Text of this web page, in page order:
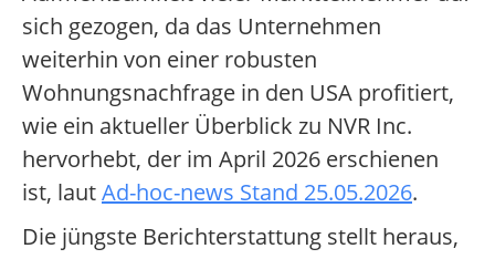
sich gezogen, da das Unternehmen
weiterhin von einer robusten
Wohnungsnachfrage in den USA profitiert,
wie ein aktueller Überblick zu NVR Inc.
hervorhebt, der im April 2026 erschienen
ist, lautAd-hoc-news Stand 25.05.2026.
Die jüngste Berichterstattung stellt heraus,